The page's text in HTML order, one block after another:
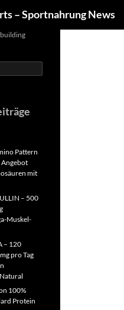
– Sportnahrung News
Pattern
Angebot
mit
– 500
Muskel-
– 120
pro Tag
100%
Protein